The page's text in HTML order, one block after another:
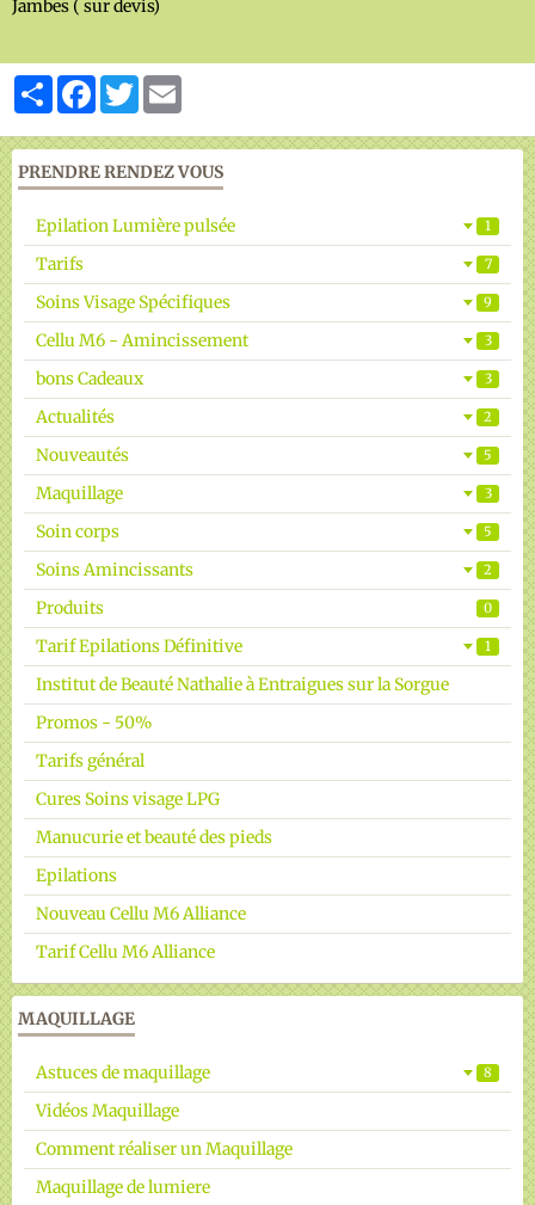
Epilation Radicale
Réserver un Rendez Vous
Jambes ( sur devis)
PartagerFacebook
Twitter
PRENDRE RENDEZ VOUS
Epilation Lumière pulsée 1
Tarifs 7
Soins Visage Spécifiques 9
Cellu M6 - Amincissement 3
bons Cadeaux 3
Actualités 2
Nouveautés 5
Maquillage 3
Soin corps 5
Soins Amincissants 2
Produits 0
Tarif Epilations Définitive 1
Institut de Beauté Nathalie à Entraigues sur la Sorgue
Promos - 50%
Tarifs général
Cures Soins visage LPG
Manucurie et beauté des pieds
Epilations
Nouveau Cellu M6 Alliance
Tarif Cellu M6 Alliance
MAQUILLAGE
Astuces de maquillage 8
Vidéos Maquillage
Comment réaliser un Maquillage
Maquillage de lumiere